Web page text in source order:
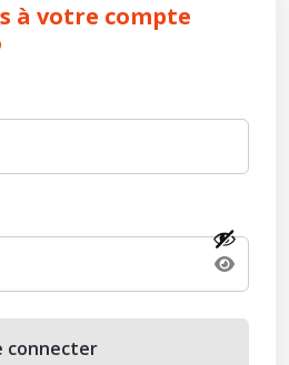
à votre compte
connecter